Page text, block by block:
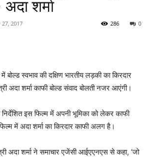
शर्मा
27, 2017 0
286
बोल्‍ड स्‍वभाव की दक्षिण भारतीय लड़की का किरदार
अदा शर्मा काफी बोल्‍ड संवाद बोलती नजर आएंगी।
इस फिल्‍म में अपनी भूमिका को लेकर काफी
में अदा शर्मा का किरदार काफी अलग है।
अदा शर्मा ने समाचार एजेंसी आईएएनएस से कहा, ‘जो